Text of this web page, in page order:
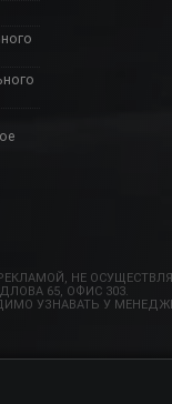
НЕ
65, ОФИС 303.
УЗНАВАТЬ У